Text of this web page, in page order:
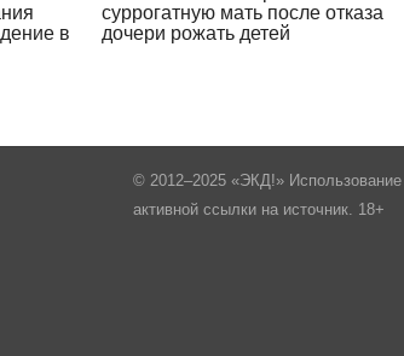
в
суррогатную мать после отказа
дочери рожать детей
© 2012–2025 «ЭКД!»
активной ссылки на источник. 18+